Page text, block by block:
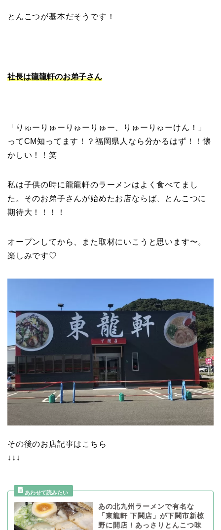
とんこつが基本だそうです！
社長は龍龍軒のお弟子さん
「りゅーりゅーりゅーりゅー、りゅーりゅーけん！」
ってCM知ってます！？福岡県人なら分かるはず！！懐
かしい！！笑
私は子供の時に龍龍軒のラーメンはよく食べてまし
た。そのお弟子さんが始めたお店ならば、とんこつに
期待大！！！！
オープンしてから、また取材にいこうと思います〜。
楽しみです♡
その後のお店記事はこちら
↓↓↓
あの北九州ラーメンで有名な
「東龍軒 下関店」が下関市新椋
野に開店！あっさりとんこつ味